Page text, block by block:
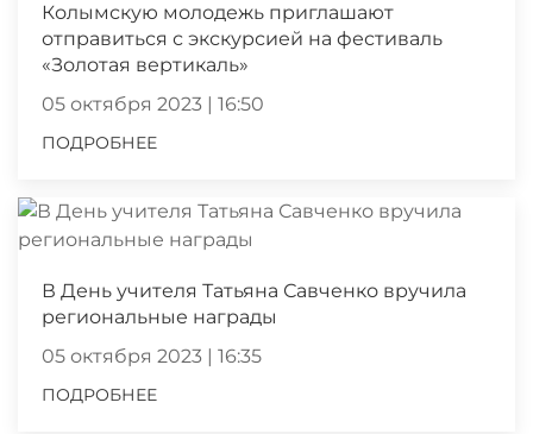
Колымскую молодежь приглашают
отправиться с экскурсией на фестиваль
«Золотая вертикаль»
05 октября 2023 | 16:50
ПОДРОБНЕЕ
В День учителя Татьяна Савченко вручила
региональные награды
05 октября 2023 | 16:35
ПОДРОБНЕЕ